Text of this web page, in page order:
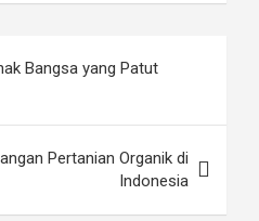
Bangsa yang Patut
Pertanian Organik di
Indonesia